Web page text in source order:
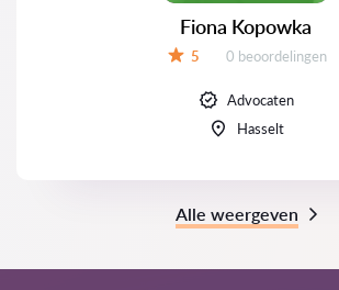
Fiona Kopowka
5 Beoordelingen:
0 beoordelingen
Advocaten
Hasselt
Alle weergeven